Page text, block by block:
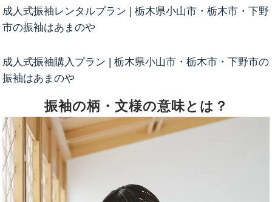
成人式振袖レンタルプラン | 栃木県小山市・栃木市・下野
市の振袖はあまのや
成人式振袖購入プラン | 栃木県小山市・栃木市・下野市の
振袖はあまのや
振袖の柄・文様の意味とは？